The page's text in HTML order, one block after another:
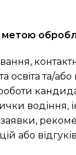
метою
та/
водіння,
або